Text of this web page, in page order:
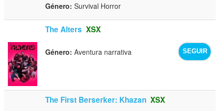
Género: Survival Horror
The Alters XSX
SEGUIR
Género: Aventura narrativa
The First Berserker: Khazan XSX